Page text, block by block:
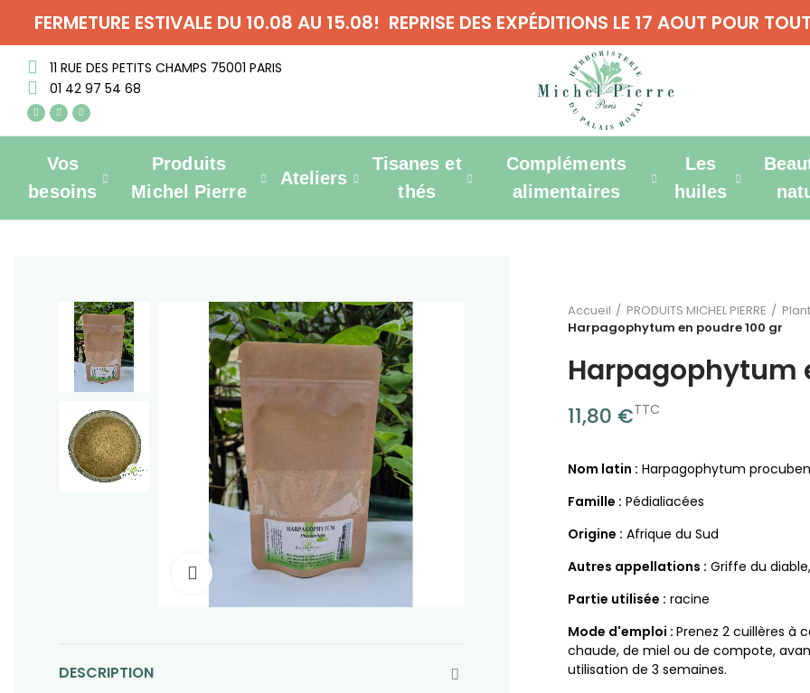
FERMETURE ESTIVALE DU 10.08 AU 15.08! REPRISE DES EXPÉDITIONS LE 17 AOUT POUR
11 RUE DES PETITS CHAMPS 75001 PARIS
01 42 97 54 68
Vos
besoins
Produits
Michel Pierre
Ateliers
Tisanes et
thés
Compléments
alimentaires
Les
huiles
Click to enlarge
DESCRIPTION
Accueil PRODUITS MICHEL PIERRE
Harpagophytum en poudre 100 gr
Harpagophytum
11,80 €TTC
Nom latin : Harpagophytum
Famille : Pédialiacées
Origine : Afrique du Sud
Autres appellations : Griffe du
Partie utilisée : racine
Mode d'emploi : Prenez 2 cuillères à
chaude, de miel ou de compote,
utilisation de 3 semaines.